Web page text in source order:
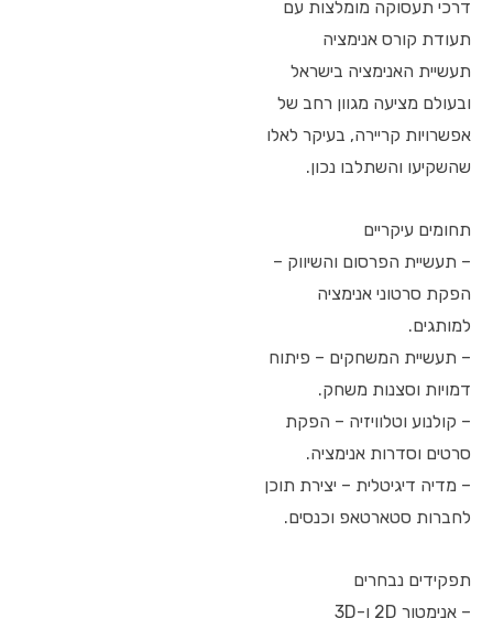
דרכי תעסוקה מומלצות עם
תעודת קורס אנימציה
תעשיית האנימציה בישראל
ובעולם מציעה מגוון רחב של
אפשרויות קריירה, בעיקר לאלו
שהשקיעו והשתלבו נכון.
תחומים עיקריים
– תעשיית הפרסום והשיווק –
הפקת סרטוני אנימציה
למותגים.
– תעשיית המשחקים – פיתוח
דמויות וסצנות משחק.
– קולנוע וטלוויזיה – הפקת
סרטים וסדרות אנימציה.
– מדיה דיגיטלית – יצירת תוכן
לחברות סטארטאפ וכנסים.
תפקידים נבחרים
– אנימטור 2D ו-3D